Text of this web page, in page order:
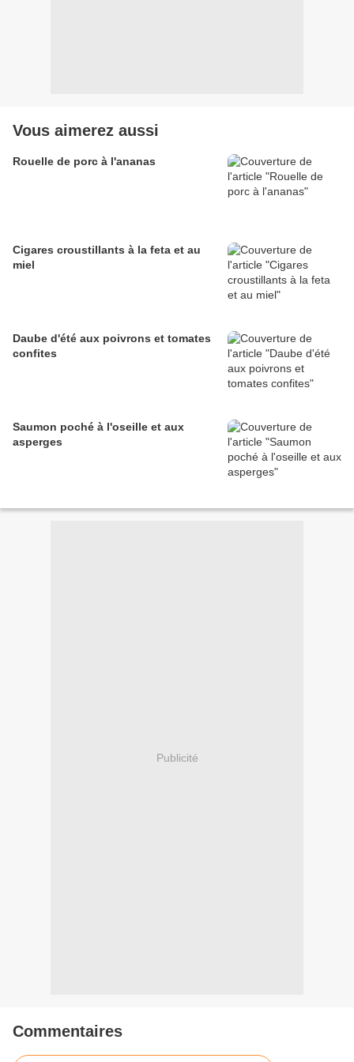
Vous aimerez aussi
Rouelle de porc à l'ananas
Cigares croustillants à la feta et au
miel
Daube d'été aux poivrons et tomates
confites
Saumon poché à l'oseille et aux
asperges
Publicité
Commentaires